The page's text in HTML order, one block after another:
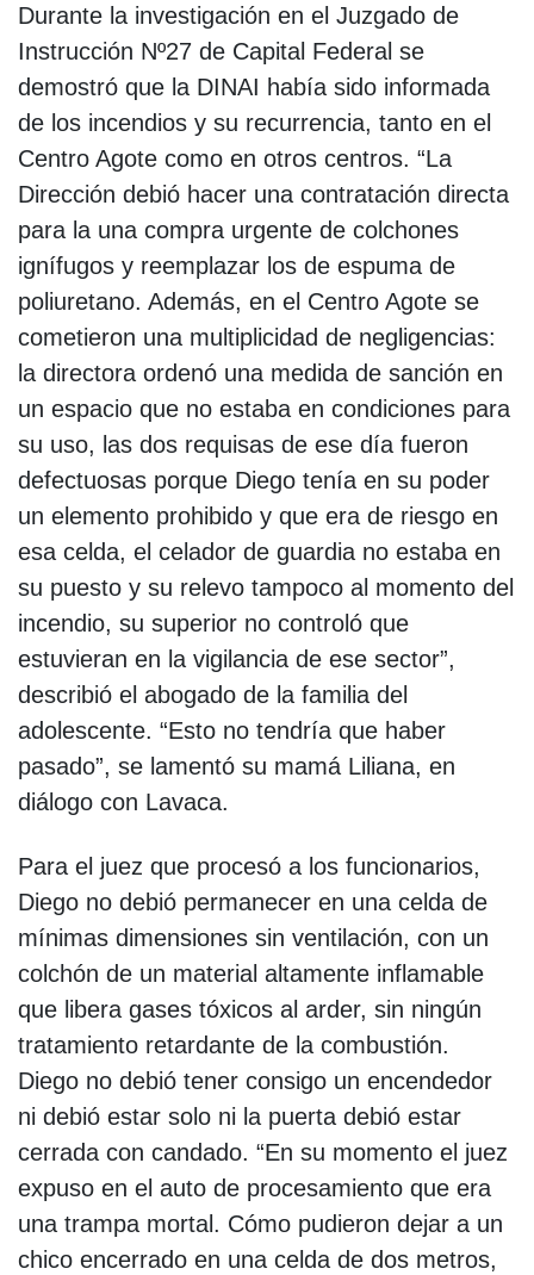
Durante la investigación en el Juzgado de
Instrucción Nº27 de Capital Federal se
demostró que la DINAI había sido informada
de los incendios y su recurrencia, tanto en el
Centro Agote como en otros centros. “La
Dirección debió hacer una contratación directa
para la una compra urgente de colchones
ignífugos y reemplazar los de espuma de
poliuretano. Además, en el Centro Agote se
cometieron una multiplicidad de negligencias:
la directora ordenó una medida de sanción en
un espacio que no estaba en condiciones para
su uso, las dos requisas de ese día fueron
defectuosas porque Diego tenía en su poder
un elemento prohibido y que era de riesgo en
esa celda, el celador de guardia no estaba en
su puesto y su relevo tampoco al momento del
incendio, su superior no controló que
estuvieran en la vigilancia de ese sector”,
describió el abogado de la familia del
adolescente. “Esto no tendría que haber
pasado”, se lamentó su mamá Liliana, en
diálogo con Lavaca.
Para el juez que procesó a los funcionarios,
Diego no debió permanecer en una celda de
mínimas dimensiones sin ventilación, con un
colchón de un material altamente inflamable
que libera gases tóxicos al arder, sin ningún
tratamiento retardante de la combustión.
Diego no debió tener consigo un encendedor
ni debió estar solo ni la puerta debió estar
cerrada con candado. “En su momento el juez
expuso en el auto de procesamiento que era
una trampa mortal. Cómo pudieron dejar a un
chico encerrado en una celda de dos metros,